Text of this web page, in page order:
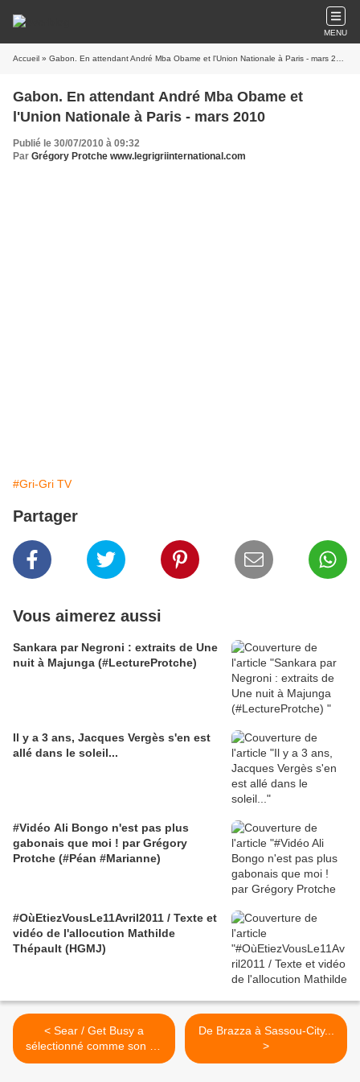
MENU
Accueil » Gabon. En attendant André Mba Obame et l'Union Nationale à Paris - mars 2010
Gabon. En attendant André Mba Obame et
l'Union Nationale à Paris - mars 2010
Publié le 30/07/2010 à 09:32
Par Grégory Protche www.legrigriinternational.com
#Gri-Gri TV
Partager
Vous aimerez aussi
Sankara par Negroni : extraits de Une
nuit à Majunga (#LectureProtche)
Il y a 3 ans, Jacques Vergès s'en est
allé dans le soleil...
#Vidéo Ali Bongo n'est pas plus
gabonais que moi ! par Grégory
Protche (#Péan #Marianne)
#OùEtiezVousLe11Avril2011 / Texte et
vidéo de l'allocution Mathilde
Thépault (HGMJ)
< Sear / Get Busy a
sélectionné comme son du
jour... Semaine vacances
De Brazza à Sassou-City...
>